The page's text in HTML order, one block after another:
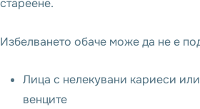
стареене.
Избелването обаче може да не е
Лица с нелекувани кариеси
венците